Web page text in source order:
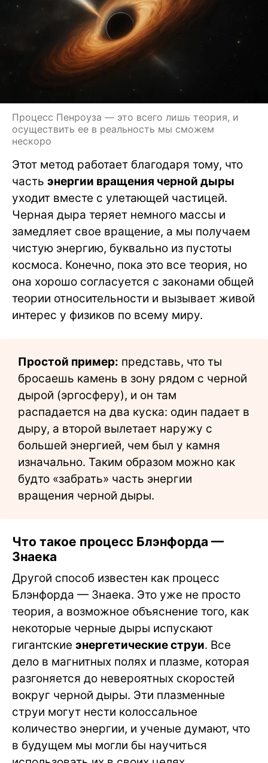
Процесс Пенроуза — это всего лишь теория, и
осуществить ее в реальность мы сможем
нескоро
Этот метод работает благодаря тому, что
часть энергии вращения черной дыры
уходит вместе с улетающей частицей.
Черная дыра теряет немного массы и
замедляет свое вращение, а мы получаем
чистую энергию, буквально из пустоты
космоса. Конечно, пока это все теория, но
она хорошо согласуется с законами общей
теории относительности и вызывает живой
интерес у физиков по всему миру.
Простой пример: представь, что ты
бросаешь камень в зону рядом с черной
дырой (эргосферу), и он там
распадается на два куска: один падает в
дыру, а второй вылетает наружу с
большей энергией, чем был у камня
изначально. Таким образом можно как
будто «забрать» часть энергии
вращения черной дыры.
Что такое процесс Блэнфорда —
Знаека
Другой способ известен как процесс
Блэнфорда — Знаека. Это уже не просто
теория, а возможное объяснение того, как
некоторые черные дыры испускают
гигантские энергетические струи. Все
дело в магнитных полях и плазме, которая
разгоняется до невероятных скоростей
вокруг черной дыры. Эти плазменные
струи могут нести колоссальное
количество энергии, и ученые думают, что
в будущем мы могли бы научиться